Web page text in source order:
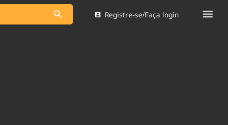
as notícias
Registre-se/Faça login